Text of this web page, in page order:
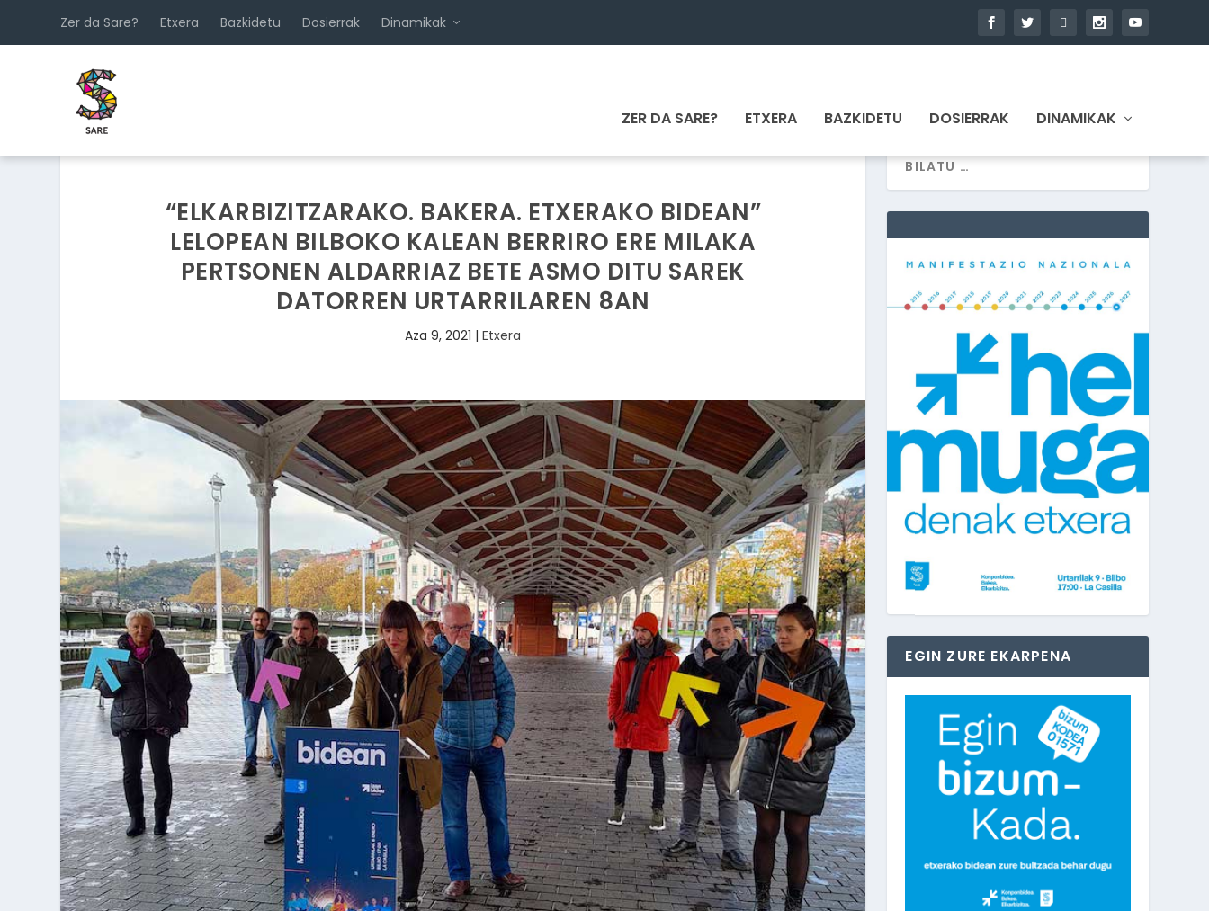
Zer da Sare? Etxera Bazkidetu Dosierrak Dinamikak
ZER DA SARE? ETXERA BAZKIDETU DOSIERRAK DINAMIKAK
“ELKARBIZITZARAKO. BAKERA. ETXERAKO BIDEAN”
LELOPEAN BILBOKO KALEAN BERRIRO ERE MILAKA
PERTSONEN ALDARRIAZ BETE ASMO DITU SAREK
DATORREN URTARRILAREN 8AN
Aza 9, 2021 |Etxera
EGIN ZURE EKARPENA